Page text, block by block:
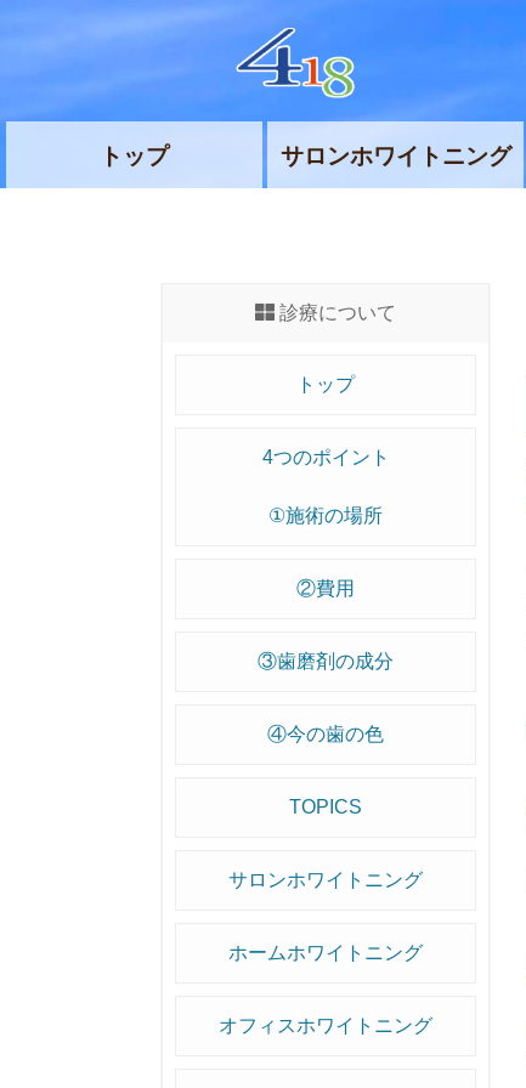
トップ サロンホワイトニング
診療について
トップ
4つのポイント
①施術の場所
②費用
③歯磨剤の成分
④今の歯の色
TOPICS
サロンホワイトニング
ホームホワイトニング
オフィスホワイトニング